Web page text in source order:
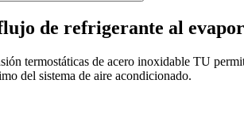
de refrigerante al
termostáticas de acero inoxidable TU
del sistema de aire acondicionado.